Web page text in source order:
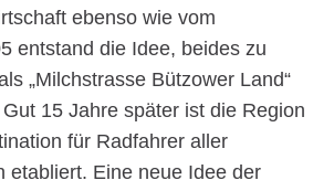
ebenso wie vom
entstand die Idee, beides zu
„Milchstrasse Bützower Land“
15 Jahre später ist die Region
für Radfahrer aller
etabliert. Eine neue Idee der